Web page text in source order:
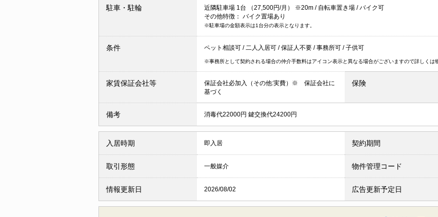
駐車・駐輪 近隣駐車場 1台 （27,500円/月） ※20m / 自転車置き場 /バイク可
その他特徴： バイク置場あり
※駐車場の金額表示は1台分の表示となります。
条件 ペット相談可 / 二人入居可 /保証人不要 /事務所可 /子供可
※事務所として契約される場合の仲介手数料はアイコン表示と異なる場合がございますので詳しくは
家賃保証会社等
保証会社必加入（その他:実費）※ 保証会社に
基づく
保険
備考 消毒代22000円 鍵交換代24200円
入居時期 即入居 契約期間
取引形態 一般媒介 物件管理コード
情報更新日 2026/08/02 広告更新予定日